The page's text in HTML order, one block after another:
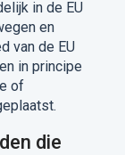
in de EU
en
van de EU
in principe
of
.
die